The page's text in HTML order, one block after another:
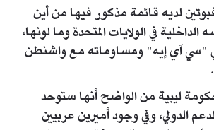
لديه قائمة مذكور فيها من أين
في الولايات المتحدة وما لونها،
في "سي آي إيه" ومساوماته مع واشنطن
ليبية من الواضح أنها ستوحد
الدولي، وفي وجود أميرين عربيين